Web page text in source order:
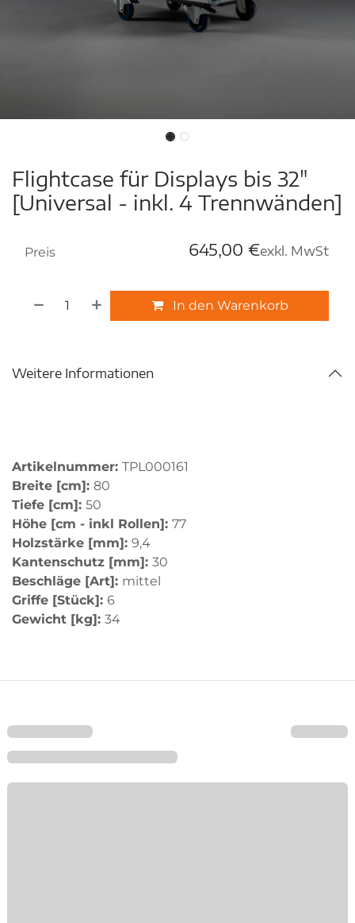
Flightcase für Displays bis 32"
[Universal - inkl. 4 Trennwänden]
In den Warenkorb
Preis 645,00 €exkl. MwSt
Weitere Informationen
Artikelnummer: TPL000161
Breite [cm]: 80
Tiefe [cm]: 50
Höhe [cm - inkl Rollen]: 77
Holzstärke [mm]: 9,4
Kantenschutz [mm]: 30
Beschläge [Art]: mittel
Griffe [Stück]: 6
Gewicht [kg]: 34